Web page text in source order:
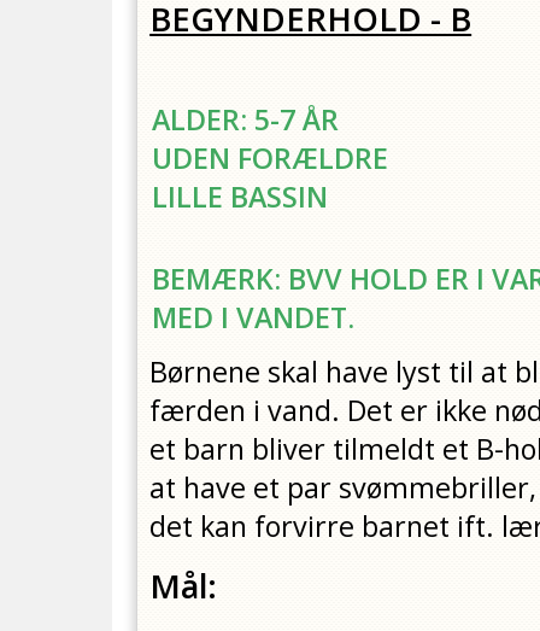
BEGYNDERHOLD - B
ALDER: 5-7 ÅR
UDEN FORÆLDRE
LILLE BASSIN
BEMÆRK: BVV HOLD ER I
MED I VANDET.
Børnene skal have lyst til at
færden i vand. Det er ikke
et barn bliver tilmeldt et B-
at have et par
det kan forvirre barnet ift.
Mål: